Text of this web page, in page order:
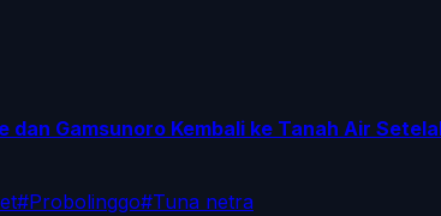
dan Gamsunoro Kembali ke Tanah Air
#Probolinggo#Tuna netra